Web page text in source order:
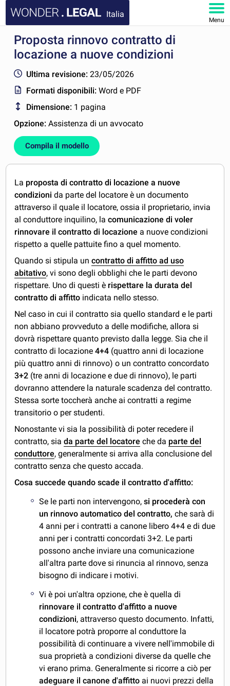
Italia
Menu
HOMEPAGE
FAQ
IL MIO ACCOUNT
Proposta rinnovo contratto di
locazione a nuove condizioni
Ultima revisione: 23/05/2026
Formati disponibili:Word e PDF
Dimensione: 1 pagina
Opzione:Assistenza di un avvocato
Compila il modello
La proposta di contratto di locazione a nuove
condizioni da parte del locatore è un documento
attraverso il quale il locatore, ossia il proprietario, invia
al conduttore inquilino, lacomunicazione di voler
rinnovare il contratto di locazione a nuove condizioni
rispetto a quelle pattuite fino a quel momento.
Quando si stipula uncontratto di affitto ad uso
abitativo, vi sono degli obblighi che le parti devono
rispettare. Uno di questi è rispettare la durata del
contratto di affitto indicata nello stesso.
Nel caso in cui il contratto sia quello standard e le parti
non abbiano provveduto a delle modifiche, allora si
dovrà rispettare quanto previsto dalla legge. Sia che il
contratto di locazione4+4 (quattro anni di locazione
più quattro anni di rinnovo) o un contratto concordato
3+2 (tre anni di locazione e due di rinnovo), le parti
dovranno attendere la naturale scadenza del contratto.
Stessa sorte toccherà anche ai contratti a regime
transitorio o per studenti.
Nonostante vi sia la possibilità di poter recedere il
contratto, siada parte del locatore che da parte del
conduttore, generalmente si arriva alla conclusione del
contratto senza che questo accada.
Cosa succede quando scade il contratto d'affitto:
Se le parti non intervengono,si procederà con
un rinnovo automatico del contratto, che sarà di
4 anni per i contratti a canone libero 4+4 e di due
anni per i contratti concordati 3+2. Le parti
possono anche inviare una comunicazione
all'altra parte dove si rinuncia al rinnovo, senza
bisogno di indicare i motivi.
Vi è poi un'altra opzione, che è quella di
rinnovare il contratto d'affitto a nuove
condizioni, attraverso questo documento. Infatti,
il locatore potrà proporre al conduttore la
possibilità di continuare a vivere nell'immobile di
sua proprietà a condizioni diverse da quelle che
vi erano prima. Generalmente si ricorre a ciò per
adeguare il canone d'affitto ai nuovi prezzi della